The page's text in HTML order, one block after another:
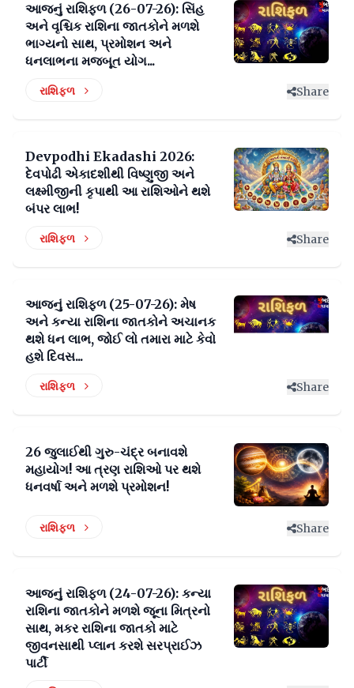
આજનું રાશિફળ (26-07-26): સિંહ
અને વૃશ્ચિક રાશિના જાતકોને મળશે
ભાગ્યનો સાથ, પ્રમોશન અને
ધનલાભના મજબૂત યોગ...
રાશિફળ Share
Devpodhi Ekadashi 2026:
દેવપોઢી એકાદશીથી વિષ્ણુજી અને
લક્ષ્મીજીની કૃપાથી આ રાશિઓને થશે
બંપર લાભ!
રાશિફળ Share
આજનું રાશિફળ (25-07-26): મેષ
અને કન્યા રાશિના જાતકોને અચાનક
થશે ધન લાભ, જોઈ લો તમારા માટે કેવો
હશે દિવસ...
રાશિફળ Share
26 જુલાઈથી ગુરુ-ચંદ્ર બનાવશે
મહાયોગ! આ ત્રણ રાશિઓ પર થશે
ધનવર્ષા અને મળશે પ્રમોશન!
રાશિફળ Share
આજનું રાશિફળ (24-07-26): કન્યા
રાશિના જાતકોને મળશે જૂના મિત્રનો
સાથ, મકર રાશિના જાતકો માટે
જીવનસાથી પ્લાન કરશે સરપ્રાઈઝ
પાર્ટી